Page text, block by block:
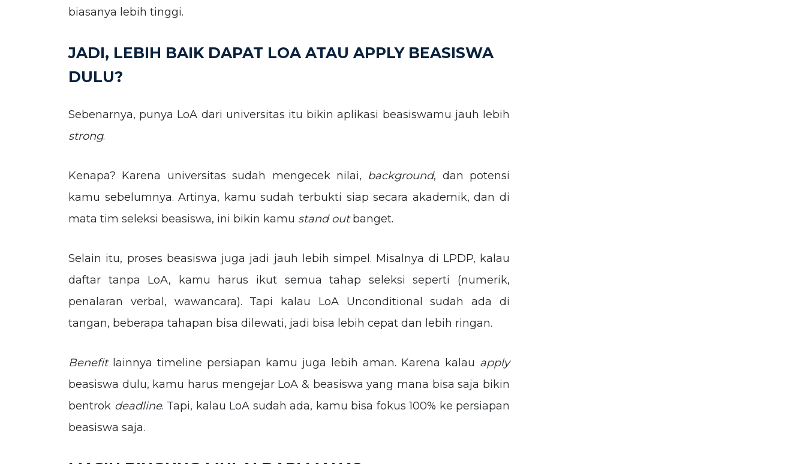
biasanya lebih tinggi.
JADI, LEBIH BAIK DAPAT LOA ATAU APPLY BEASISWA
DULU?
Sebenarnya, punya LoA dari universitas itu bikin aplikasi beasiswamu jauh lebih
strong.
Kenapa? Karena universitas sudah mengecek nilai, background, dan potensi
kamu sebelumnya. Artinya, kamu sudah terbukti siap secara akademik, dan di
mata tim seleksi beasiswa, ini bikin kamu stand outbanget.
Selain itu, proses beasiswa juga jadi jauh lebih simpel. Misalnya di LPDP, kalau
daftar tanpa LoA, kamu harus ikut semua tahap seleksi seperti (numerik,
penalaran verbal, wawancara). Tapi kalau LoA Unconditional sudah ada di
tangan, beberapa tahapan bisa dilewati, jadi bisa lebih cepat dan lebih ringan.
Benefit lainnya timeline persiapan kamu juga lebih aman. Karena kalau apply
beasiswa dulu, kamu harus mengejar LoA & beasiswa yang mana bisa saja bikin
bentrok deadline. Tapi, kalau LoA sudah ada, kamu bisa fokus 100% ke persiapan
beasiswa saja.